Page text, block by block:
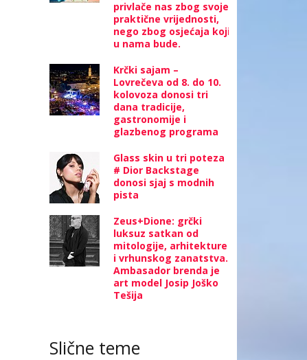
privlače nas zbog svoje
praktične vrijednosti,
nego zbog osjećaja koji
u nama bude.
Krčki sajam –
Lovrečeva od 8. do 10.
kolovoza donosi tri
dana tradicije,
gastronomije i
glazbenog programa
Glass skin u tri poteza
# Dior Backstage
donosi sjaj s modnih
pista
Zeus+Dione: grčki
luksuz satkan od
mitologije, arhitekture
i vrhunskog zanatstva.
Ambasador brenda je
art model Josip Joško
Tešija
Slične teme